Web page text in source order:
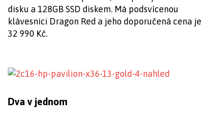
disku a 128GB SSD diskem. Má podsvícenou
klávesnici Dragon Red a jeho doporučená cena je
32 990 Kč.
Dva v jednom